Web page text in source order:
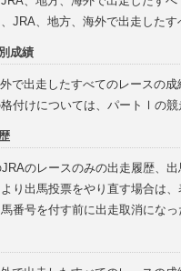
、JRA、地方、海外で出走した
成績
で出走したすべてのレースの
付けについては、パートⅠの競
のレースのみの出走履歴、出
り出馬投票をやり直す場合は、
番号を付す前に出走取消になっ